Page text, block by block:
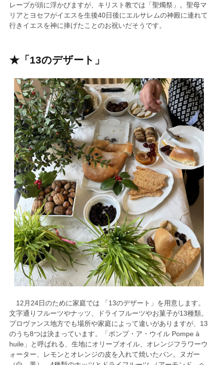
レープが頭に浮かびますが、キリスト教では「聖燭祭」。聖母マ
リアとヨセフがイエスを生後40日後にエルサレムの神殿に連れて
行きイエスを神に捧げたことのお祝いだそうです。
★「13のデザート」
12月24日のために家庭では 「13のデザート」を用意します。
文字通りフルーツやナッツ、ドライフルーツやお菓子が13種類。
プロヴァンス地方でも場所や家庭によって違いがありますが、13
のうち8つは決まっています。「ポンプ・ア・ウイル Pompe à
huile」と呼ばれる、生地にオリーブオイル、オレンジフラワーウ
ォーター、レモンとオレンジの皮を入れて焼いたパン。ヌガー